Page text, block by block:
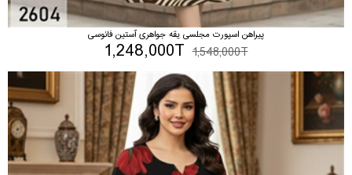
پیراهن اسپورت مجلسی یقه جواهری آستین فانوسی
1,548,000T
1,248,000T